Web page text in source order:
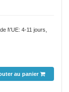
l\'UE: 4-11 jours,
au panier